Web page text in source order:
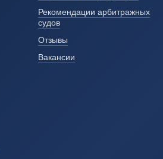
Рекомендации арбитражных
судов
Отзывы
Вакансии